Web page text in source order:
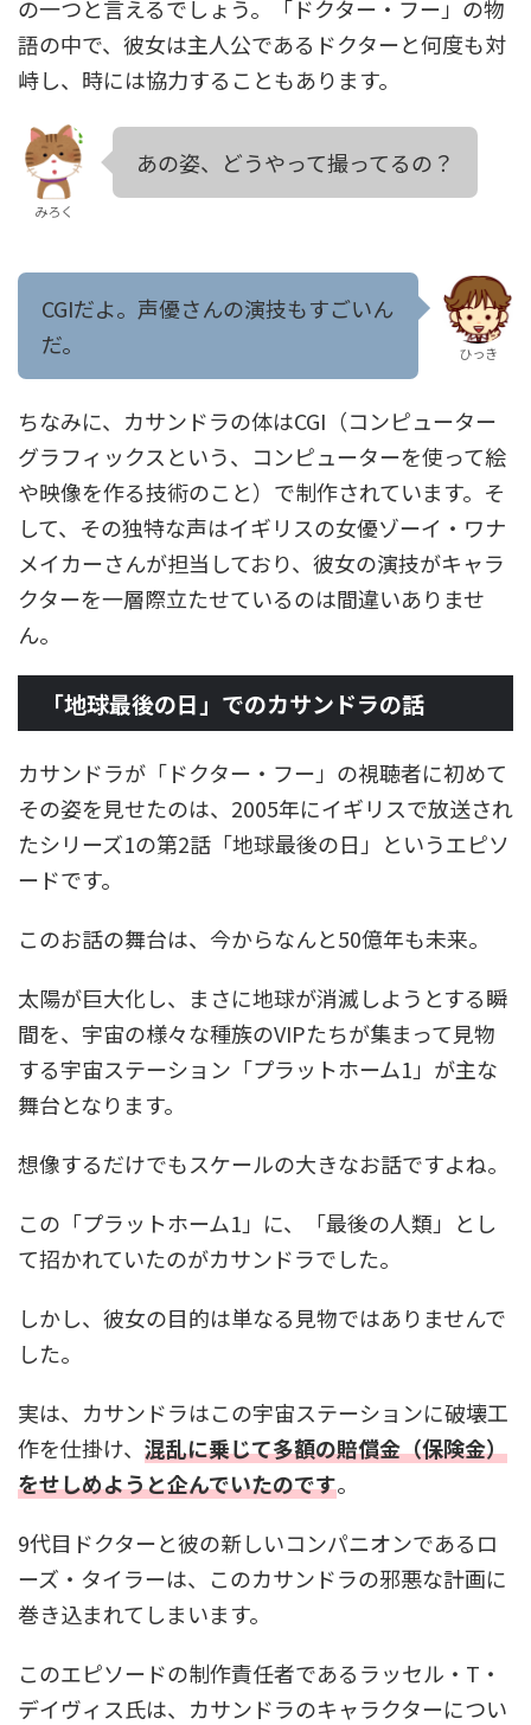
の一つと言えるでしょう。「ドクター・フー」の物
語の中で、彼女は主人公であるドクターと何度も対
峙し、時には協力することもあります。
みろく
あの姿、どうやって撮ってるの？
CGIだよ。声優さんの演技もすごいん
だ。
ひっき
ちなみに、カサンドラの体はCGI（コンピューター
グラフィックスという、コンピューターを使って絵
や映像を作る技術のこと）で制作されています。そ
して、その独特な声はイギリスの女優ゾーイ・ワナ
メイカーさんが担当しており、彼女の演技がキャラ
クターを一層際立たせているのは間違いありませ
ん。
「地球最後の日」でのカサンドラの話
カサンドラが「ドクター・フー」の視聴者に初めて
その姿を見せたのは、2005年にイギリスで放送され
たシリーズ1の第2話「地球最後の日」というエピソ
ードです。
このお話の舞台は、今からなんと50億年も未来。
太陽が巨大化し、まさに地球が消滅しようとする瞬
間を、宇宙の様々な種族のVIPたちが集まって見物
する宇宙ステーション「プラットホーム1」が主な
舞台となります。
想像するだけでもスケールの大きなお話ですよね。
この「プラットホーム1」に、「最後の人類」とし
て招かれていたのがカサンドラでした。
しかし、彼女の目的は単なる見物ではありませんで
した。
実は、カサンドラはこの宇宙ステーションに破壊工
作を仕掛け、 混乱に乗じて多額の賠償金（保険金）
をせしめようと企んでいたのです。
9代目ドクターと彼の新しいコンパニオンであるロ
ーズ・タイラーは、このカサンドラの邪悪な計画に
巻き込まれてしまいます。
このエピソードの制作責任者であるラッセル・T・
デイヴィス氏は、カサンドラのキャラクターについ